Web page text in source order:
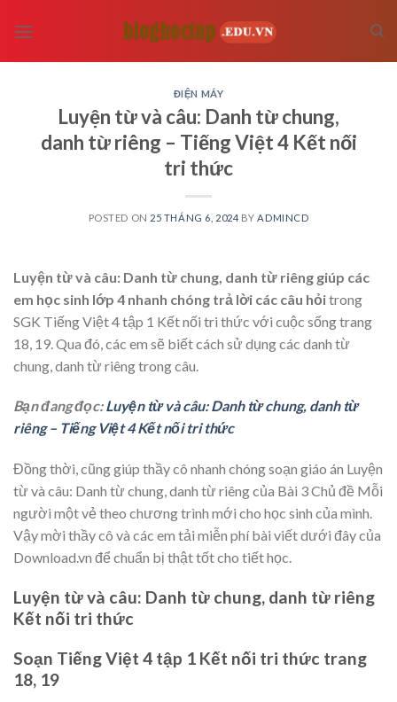
ĐIỆN MÁY
Luyện từ và câu: Danh từ chung,
danh từ riêng – Tiếng Việt 4 Kết nối
tri thức
POSTED ON 25 THÁNG 6, 2024 BY ADMINCD
Luyện từ và câu: Danh từ chung, danh từ riêng giúp các
em học sinh lớp 4 nhanh chóng trả lời các câu hỏitrong
SGK Tiếng Việt 4 tập 1 Kết nối tri thức với cuộc sống trang
18, 19. Qua đó, các em sẽ biết cách sử dụng các danh từ
chung, danh từ riêng trong câu.
Bạn đang đọc:Luyện từ và câu: Danh từ chung, danh từ
riêng – Tiếng Việt 4 Kết nối tri thức
Đồng thời, cũng giúp thầy cô nhanh chóng soạn giáo án Luyện
từ và câu: Danh từ chung, danh từ riêng của Bài 3 Chủ đề Mỗi
người một vẻ theo chương trình mới cho học sinh của mình.
Vậy mời thầy cô và các em tải miễn phí bài viết dưới đây của
Download.vn để chuẩn bị thật tốt cho tiết học.
Luyện từ và câu: Danh từ chung, danh từ riêng
Kết nối tri thức
Soạn Tiếng Việt 4 tập 1 Kết nối tri thức trang
18, 19